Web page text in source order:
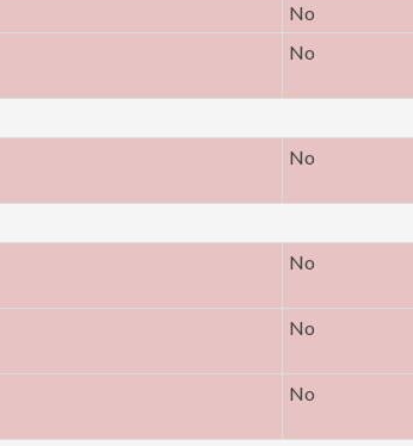
No
No
No
No
No
No